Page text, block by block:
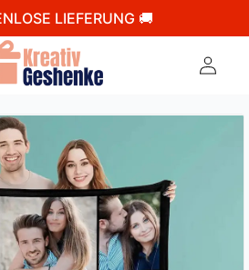
LIEFERUNG 🚚